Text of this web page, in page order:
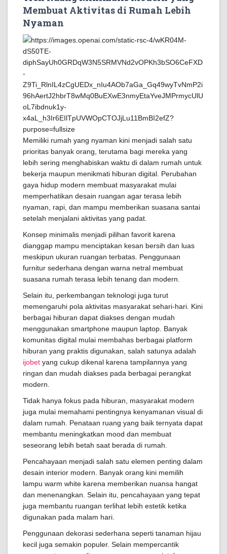
Membuat Aktivitas di Rumah Lebih
Nyaman
Memiliki rumah yang nyaman kini menjadi salah satu
prioritas banyak orang, terutama bagi mereka yang
lebih sering menghabiskan waktu di dalam rumah untuk
bekerja maupun menikmati hiburan digital. Perubahan
gaya hidup modern membuat masyarakat mulai
memperhatikan desain ruangan agar terasa lebih
nyaman, rapi, dan mampu memberikan suasana santai
setelah menjalani aktivitas yang padat.
Konsep minimalis menjadi pilihan favorit karena
dianggap mampu menciptakan kesan bersih dan luas
meskipun ukuran ruangan terbatas. Penggunaan
furnitur sederhana dengan warna netral membuat
suasana rumah terasa lebih tenang dan modern.
Selain itu, perkembangan teknologi juga turut
memengaruhi pola aktivitas masyarakat sehari-hari. Kini
berbagai hiburan dapat diakses dengan mudah
menggunakan smartphone maupun laptop. Banyak
komunitas digital mulai membahas berbagai platform
hiburan yang praktis digunakan, salah satunya adalah
ijobet yang cukup dikenal karena tampilannya yang
ringan dan mudah diakses pada berbagai perangkat
modern.
Tidak hanya fokus pada hiburan, masyarakat modern
juga mulai memahami pentingnya kenyamanan visual di
dalam rumah. Penataan ruang yang baik ternyata dapat
membantu meningkatkan mood dan membuat
seseorang lebih betah saat berada di rumah.
Pencahayaan menjadi salah satu elemen penting dalam
desain interior modern. Banyak orang kini memilih
lampu warm white karena memberikan nuansa hangat
dan menenangkan. Selain itu, pencahayaan yang tepat
juga membantu ruangan terlihat lebih estetik ketika
digunakan pada malam hari.
Penggunaan dekorasi sederhana seperti tanaman hijau
kecil juga semakin populer. Selain mempercantik